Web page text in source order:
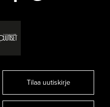
Tilaa uutiskirje